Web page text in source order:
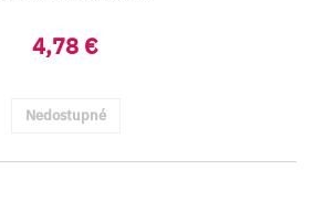
4,78 €
Nedostupné